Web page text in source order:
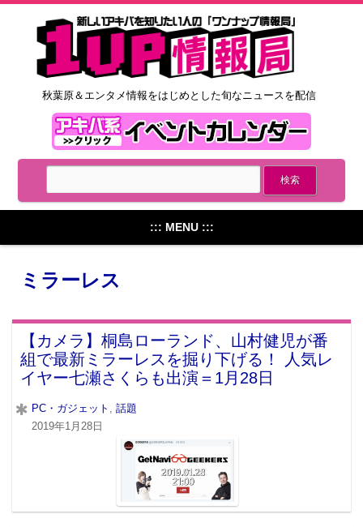
秋葉原＆エンタメ情報をはじめとした旬なニュースを配信
::: MENU :::
ミラーレス
【カメラ】桐島ローランド、山村健児が番
組で最新ミラーレスを掘り下げる！ 人気レ
イヤー七瀬さくらも出演＝1月28日
PC・ガジェット
話題
2019年1月28日